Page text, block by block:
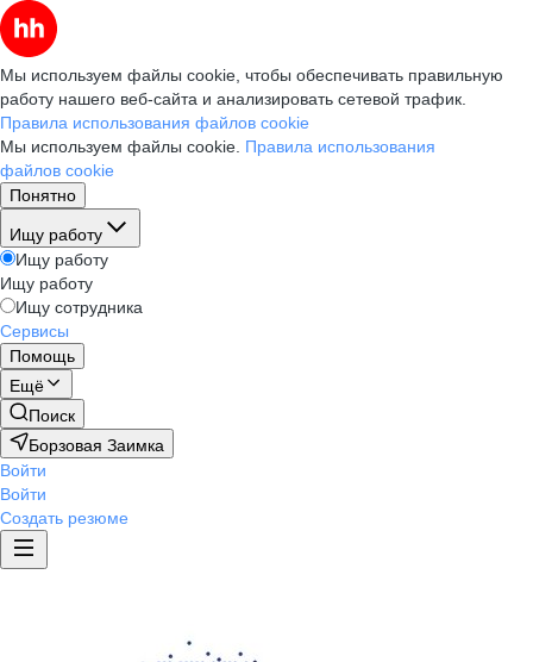
Мы используем файлы cookie, чтобы обеспечивать правильную
работу нашего веб-сайта и анализировать сетевой трафик.
Правила использования файлов cookie
Мы используем файлы cookie. Правила использования
файлов cookie
Понятно
Ищу работу
Ищу работу
Ищу работу
Ищу сотрудника
Сервисы
Помощь
Ещё
Поиск
Борзовая Заимка
Войти
Войти
Создать резюме